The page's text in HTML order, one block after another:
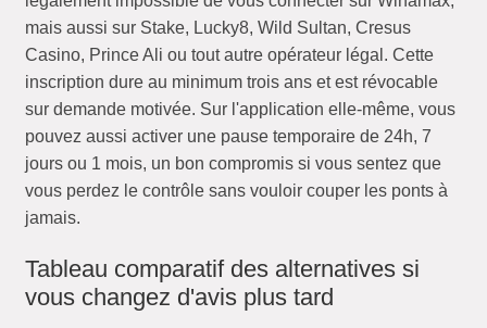
mais aussi sur Stake, Lucky8, Wild Sultan, Cresus
Casino, Prince Ali ou tout autre opérateur légal. Cette
inscription dure au minimum trois ans et est révocable
sur demande motivée. Sur l'application elle-même, vous
pouvez aussi activer une pause temporaire de 24h, 7
jours ou 1 mois, un bon compromis si vous sentez que
vous perdez le contrôle sans vouloir couper les ponts à
jamais.
Tableau comparatif des alternatives si
vous changez d'avis plus tard